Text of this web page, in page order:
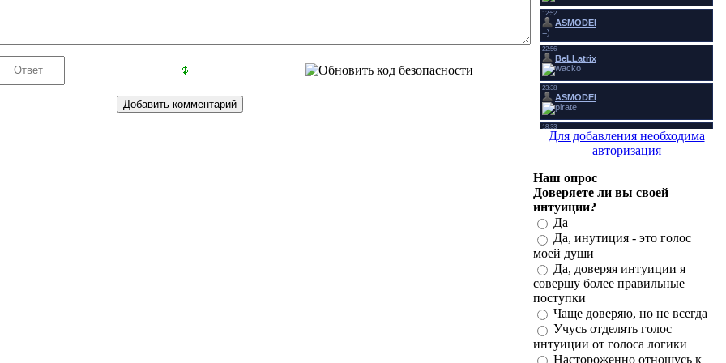
Для добавления необходима
авторизация
Наш опрос
Доверяете ли вы своей
интуиции?
Да
Да, инутиция - это голос
моей души
Да, доверяя интуиции я
совершу более правильные
поступки
Чаще доверяю, но не всегда
Учусь отделять голос
интуиции от голоса логики
Настороженно отношусь к